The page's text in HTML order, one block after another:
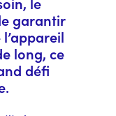
garantir
long, ce
défi